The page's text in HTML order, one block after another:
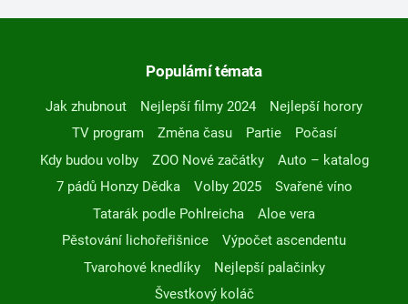
Populární témata
Jak zhubnout Nejlepší filmy 2024
Nejlepší horory
TV program
Změna času Partie
Počasí
Kdy budou volby
ZOO Nové začátky
Auto – katalog
7 pádů Honzy Dědka
Volby 2025
Svařené víno
Tatarák podle Pohlreicha
Aloe vera
Pěstování lichořeřišnice
Výpočet ascendentu
Tvarohové knedlíky
Nejlepší palačinky
Švestkový koláč